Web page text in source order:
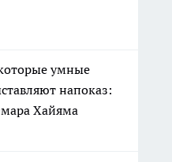
умные
напоказ:
Хайяма